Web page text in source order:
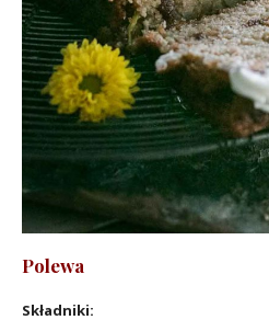
Polewa
Składniki: